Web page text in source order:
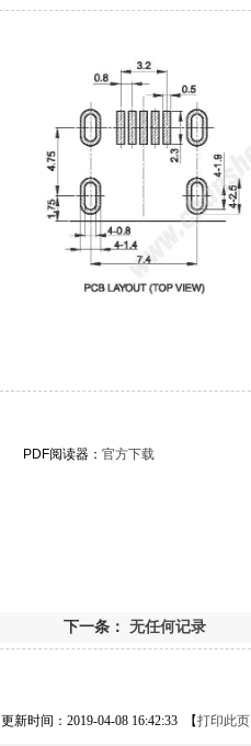
PDF阅读器： 官方下载
下一条： 无任何记录
更新时间：2019-04-08 16:42:33 【打印此页